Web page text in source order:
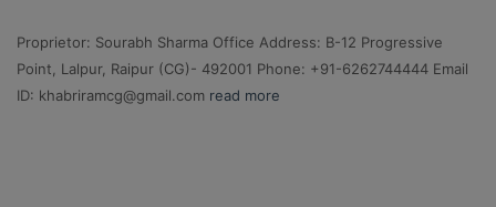
Proprietor: Sourabh Sharma Office Address: B-12 Progressive
Point, Lalpur, Raipur (CG)- 492001 Phone: +91-6262744444 Email
ID: khabriramcg@gmail.com read more